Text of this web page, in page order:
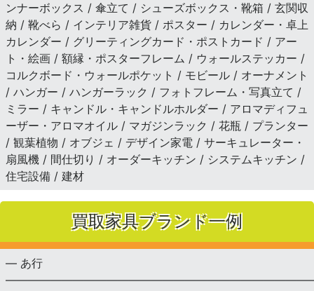
ンナーボックス / 傘立て / シューズボックス・靴箱 / 玄関収
納 / 靴べら / インテリア雑貨 / ポスター / カレンダー・卓上
カレンダー / グリーティングカード・ポストカード / アー
ト・絵画 / 額縁・ポスターフレーム / ウォールステッカー /
コルクボード・ウォールポケット / モビール / オーナメント
/ ハンガー / ハンガーラック / フォトフレーム・写真立て /
ミラー / キャンドル・キャンドルホルダー / アロマディフュ
ーザー・アロマオイル / マガジンラック / 花瓶 / プランター
/ 観葉植物 / オブジェ / デザイン家電 / サーキュレーター・
扇風機 / 間仕切り / オーダーキッチン / システムキッチン /
住宅設備 / 建材
買取家具ブランド一例
— あ行